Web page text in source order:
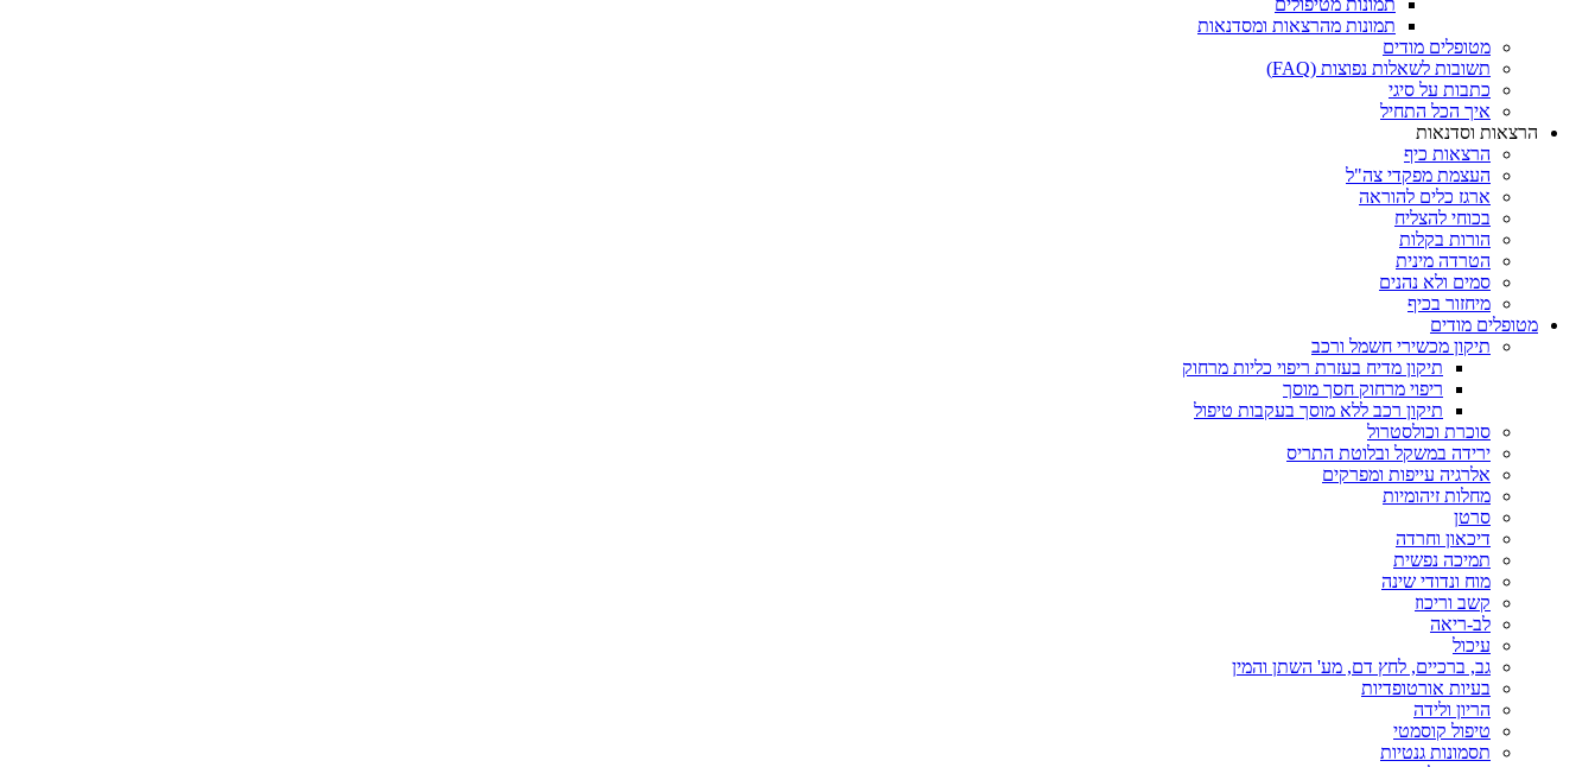
תמונות מטיפולים
תמונות מהרצאות ומסדנאות
מטופלים מודים
תשובות לשאלות נפוצות (FAQ)
כתבות על סיגי
איך הכל התחיל
הרצאות וסדנאות
הרצאות כיף
העצמת מפקדי צה"ל
ארגז כלים להוראה
בכוחי להצליח
הורות בקלות
הטרדה מינית
סמים ולא נהנים
מיחזור בכיף
מטופלים מודים
תיקון מכשירי חשמל ורכב
תיקון מדיח בעזרת ריפוי כליות מרחוק
ריפוי מרחוק חסך מוסך
תיקון רכב ללא מוסך בעקבות טיפול
סוכרת וכולסטרול
ירידה במשקל ובלוטת התריס
אלרגיה עייפות ומפרקים
מחלות זיהומיות
סרטן
דיכאון וחרדה
תמיכה נפשית
מוח ונדודי שינה
קשב וריכוז
לב-ריאה
עיכול
גב, ברכיים, לחץ דם, מע' השתן והמין
בעיות אורטופדיות
הריון ולידה
טיפול קוסמטי
תסמונות גנטיות